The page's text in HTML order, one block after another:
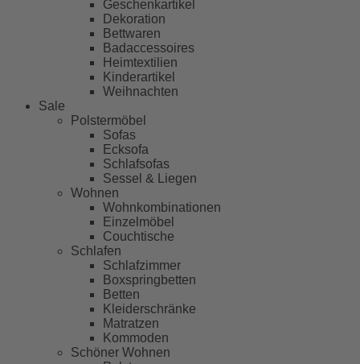
Geschenkartikel
Dekoration
Bettwaren
Badaccessoires
Heimtextilien
Kinderartikel
Weihnachten
Sale
Polstermöbel
Sofas
Ecksofa
Schlafsofas
Sessel & Liegen
Wohnen
Wohnkombinationen
Einzelmöbel
Couchtische
Schlafen
Schlafzimmer
Boxspringbetten
Betten
Kleiderschränke
Matratzen
Kommoden
Schöner Wohnen